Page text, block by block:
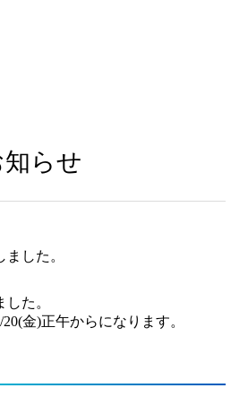
知らせ
した。
た。
金)正午からになります。